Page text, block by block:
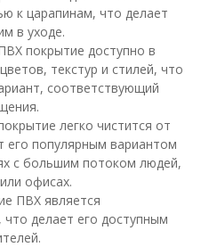
к царапинам, что делает
в уходе.
покрытие доступно в
текстур и стилей, что
соответствующий
легко чистится от
его популярным вариантом
с большим потоком людей,
офисах.
ПВХ является
делает его доступным